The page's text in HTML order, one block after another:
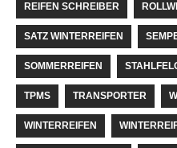
REIFEN SCHREIBER
SATZ WINTERREIFEN
SOMMERREIFEN
TPMS TRANSPORTER
WINTERREIFEN